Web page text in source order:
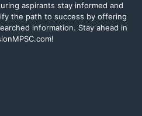
aspirants stay informed and
the path to success by offering
information. Stay ahead in